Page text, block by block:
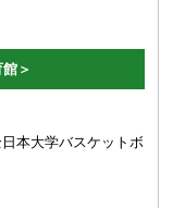
＞
ケットボ